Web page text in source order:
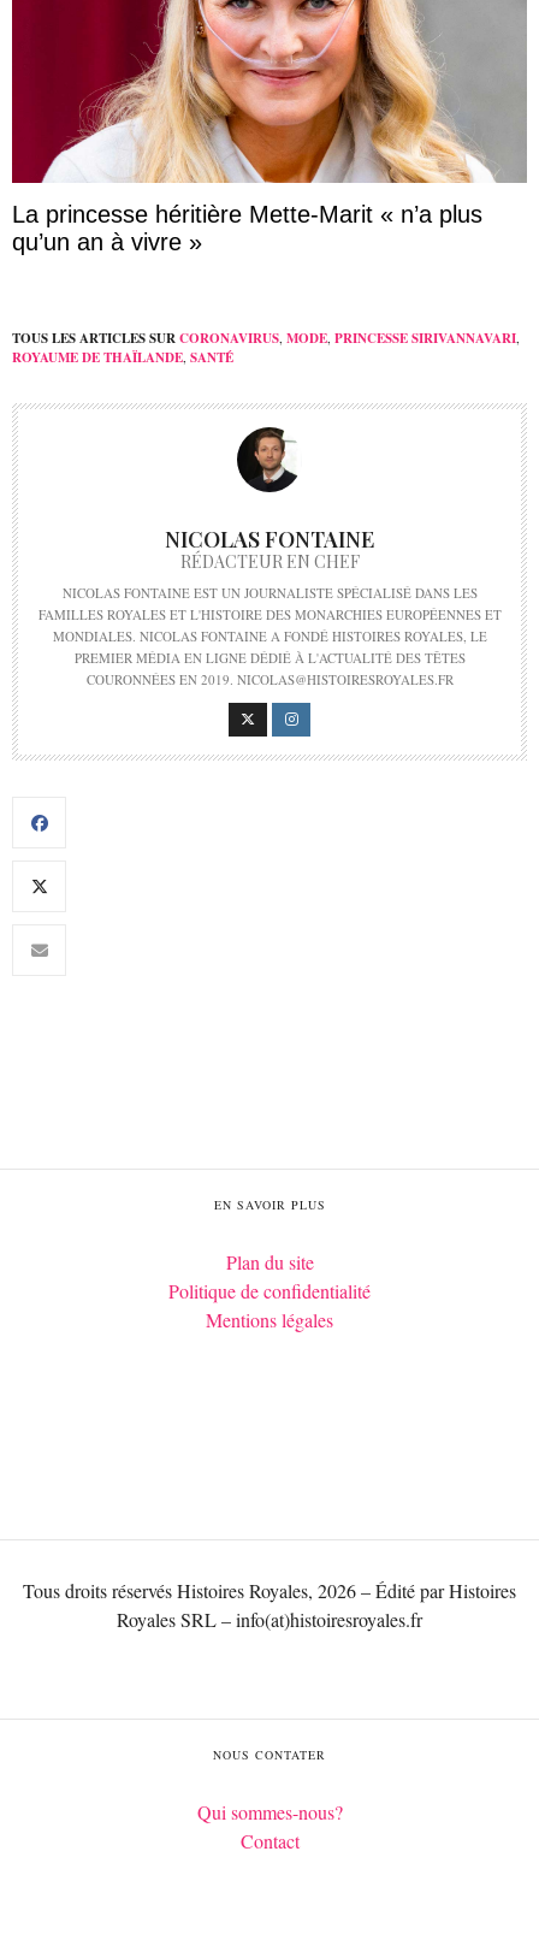
La princesse héritière Mette-Marit « n’a plus
qu’un an à vivre »
TOUS LES ARTICLES SURCORONAVIRUS, MODE, PRINCESSE SIRIVANNAVARI,
ROYAUME DE THAÏLANDE, SANTÉ
NICOLAS FONTAINE
RÉDACTEUR EN CHEF
NICOLAS FONTAINE EST UN JOURNALISTE SPÉCIALISÉ DANS LES
FAMILLES ROYALES ET L'HISTOIRE DES MONARCHIES EUROPÉENNES ET
MONDIALES. NICOLAS FONTAINE A FONDÉ HISTOIRES ROYALES, LE
PREMIER MÉDIA EN LIGNE DÉDIÉ À L'ACTUALITÉ DES TÊTES
COURONNÉES EN 2019. NICOLAS@HISTOIRESROYALES.FR
EN SAVOIR PLUS
Plan du site
Politique de confidentialité
Mentions légales
Tous droits réservés Histoires Royales, 2026 – Édité par Histoires
Royales SRL – info(at)histoiresroyales.fr
NOUS CONTATER
Qui sommes-nous?
Contact